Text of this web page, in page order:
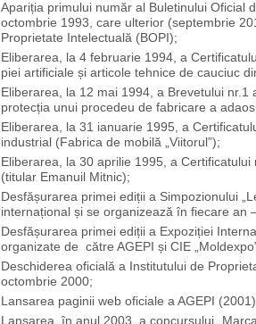
Apariția primului număr al Buletinului Oficial
octombrie 1993, care ulterior (septembrie
Proprietate Intelectuală (BOPI);
Eliberarea, la 4 februarie 1994, a
piei artificiale și articole tehnice de cauciuc
Eliberarea, la 12 mai 1994, a Brevetului
protecția unui procedeu de fabricare a
Eliberarea, la 31 ianuarie 1995, a
industrial (Fabrica de mobilă „Viitorul”);
Eliberarea, la 30 aprilie 1995, a
(titular Emanuil Mitnic);
Desfășurarea primei ediții a Simpozionului
internațional și se organizează în fiecare an
Desfășurarea primei ediții a Expoziției
organizate de către AGEPI și CIE
Deschiderea oficială a Institutului de
octombrie 2000;
Lansarea paginii web oficiale a AGEPI
Lansarea, în anul 2003, a concursului